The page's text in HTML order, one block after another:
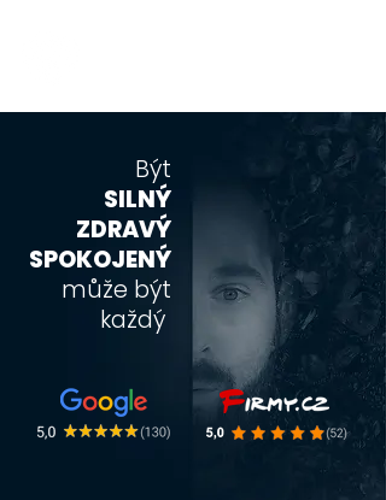
Být
SILNÝ
ZDRAVÝ
SPOKOJENÝ
může být
každý